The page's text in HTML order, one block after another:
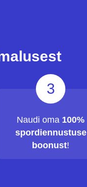
3
Naudi oma 100%
spordiennustuse
boonust!